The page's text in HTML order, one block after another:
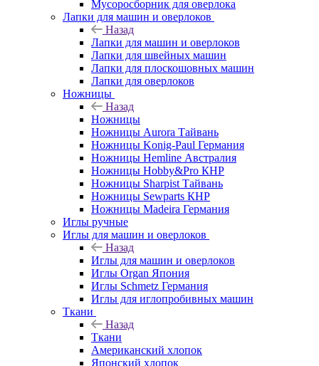
Мусоросборник для оверлока
Лапки для машин и оверлоков
Назад
Лапки для машин и оверлоков
Лапки для швейных машин
Лапки для плоскошовных машин
Лапки для оверлоков
Ножницы
Назад
Ножницы
Ножницы Aurora Тайвань
Ножницы Konig-Paul Германия
Ножницы Hemline Австралия
Ножницы Hobby&Pro КНР
Ножницы Sharpist Тайвань
Ножницы Sewparts КНР
Ножницы Madeira Германия
Иглы ручные
Иглы для машин и оверлоков
Назад
Иглы для машин и оверлоков
Иглы Organ Япония
Иглы Schmetz Германия
Иглы для иглопробивных машин
Ткани
Назад
Ткани
Американский хлопок
Японский хлопок